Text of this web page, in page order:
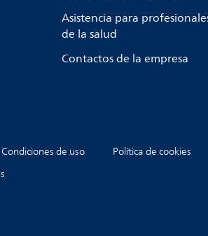
Asistencia para
de la salud
Contactos de la empresa
Condiciones de uso
Política de cookies